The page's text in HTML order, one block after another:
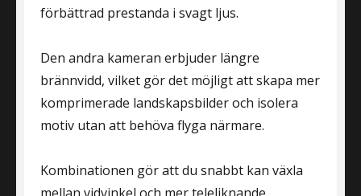
förbättrad prestanda i svagt ljus.
Den andra kameran erbjuder längre
brännvidd, vilket gör det möjligt att skapa mer
komprimerade landskapsbilder och isolera
motiv utan att behöva flyga närmare.
Kombinationen gör att du snabbt kan växla